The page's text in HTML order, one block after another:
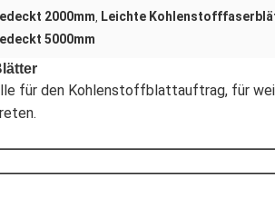
2000mm, Leichte
5000mm
für den Kohlenstoffblattauftrag, für